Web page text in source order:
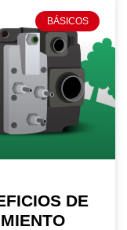
BÁSICOS
DE